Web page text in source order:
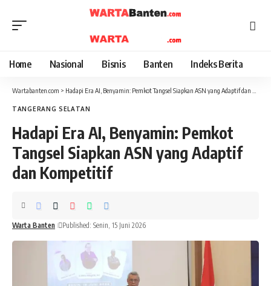
Home Nasional Bisnis Banten Indeks Berita
Wartabanten.com > Hadapi Era AI, Benyamin: Pemkot Tangsel Siapkan ASN yang Adaptif dan Kompetitif
TANGERANG SELATAN
Hadapi Era AI, Benyamin: Pemkot
Tangsel Siapkan ASN yang Adaptif
dan Kompetitif
Warta Banten Published: Senin, 15 Juni 2026